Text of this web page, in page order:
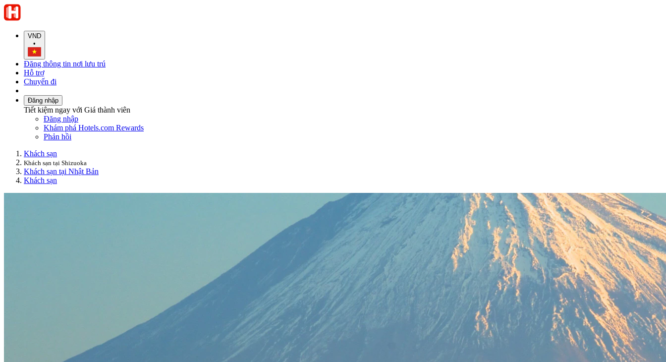
VND
•
Đăng thông tin nơi lưu trú
Hỗ trợ
Chuyến đi
Đăng nhập
Tiết kiệm ngay với Giá thành viên
Đăng nhập
Khám phá Hotels.com Rewards
Phản hồi
Khách sạn
Khách sạn tại Shizuoka
Khách sạn tại Nhật Bản
Khách sạn